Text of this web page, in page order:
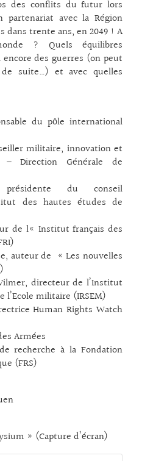
des conflits du futur lors
partenariat avec la Région
trente ans, en 2049 ! A
? Quels équilibres
des guerres (on peut
suite…) et avec quelles
du pôle international
militaire, innovation et
Direction Générale de
du conseil
des hautes études de
de l« Institut français des
auteur de « Les nouvelles
directeur de l’Institut
militaire (IRSEM)
Human Rights Watch
Armées
recherche à la Fondation
(FRS)
» (Capture d’écran)